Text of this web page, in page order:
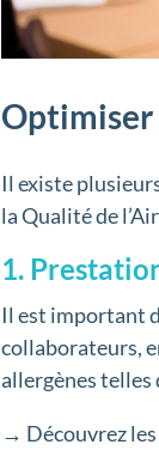
Optimiser
Il existe
la Qualité de
1.
Il est important
collaborateurs,
allergènes telles
→ Découvrez les